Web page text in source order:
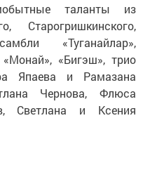
таланты из
Старогришкинского,
«Туганайлар»,
«Бигэш», трио
Япаева и Рамазана
Чернова, Флюса
Светлана и Ксения